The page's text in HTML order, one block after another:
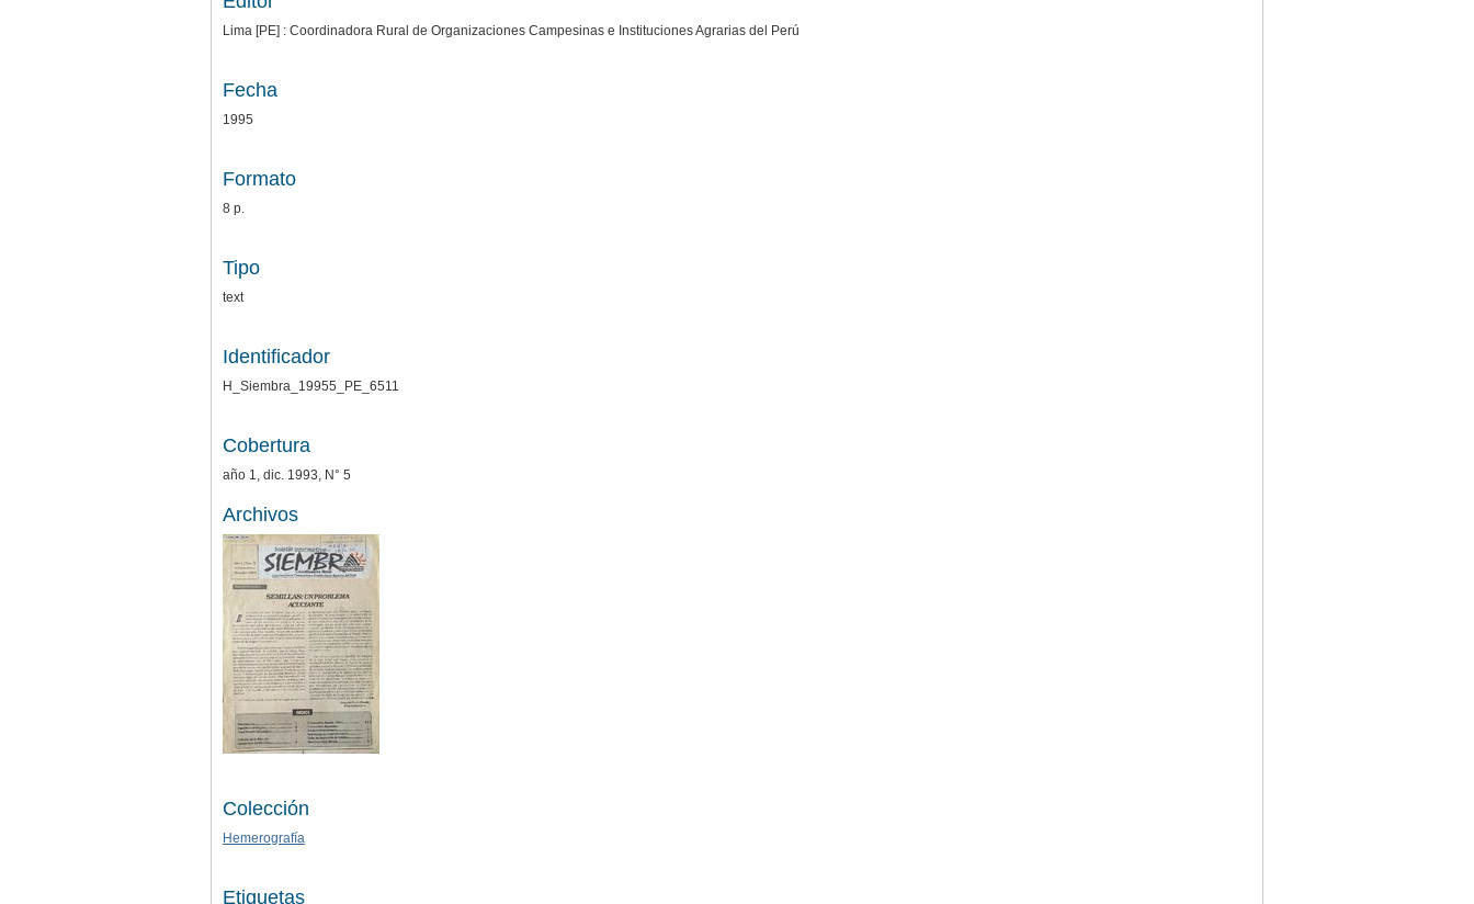
Lima [PE] : Coordinadora Rural de Organizaciones Campesinas e Instituciones Agrarias del Perú
Fecha
1995
Formato
8 p.
Tipo
text
Identificador
H_Siembra_19955_PE_6511
Cobertura
año 1, dic. 1993, N° 5
Archivos
Colección
Hemerografía
Etiquetas